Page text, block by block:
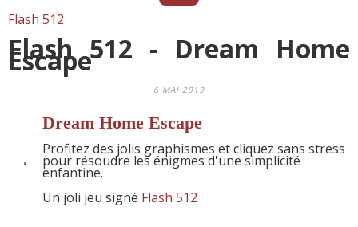
Flash 512
Flash 512 - Dream Home
Escape
6 MAI 2019
Dream Home Escape
Profitez des jolis graphismes et cliquez sans stress
pour résoudre les énigmes d'une simplicité
enfantine.
Un joli jeu signé Flash 512